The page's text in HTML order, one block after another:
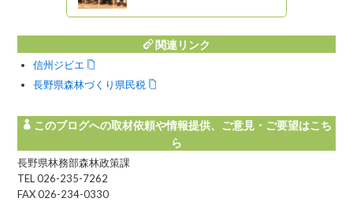
関連リンク
信州ジビエ
長野県森林づくり県民税
このブログへの取材依頼や情報提供、ご意見・ご要望はこち
ら
長野県林務部森林政策課
TEL 026-235-7262
FAX 026-234-0330